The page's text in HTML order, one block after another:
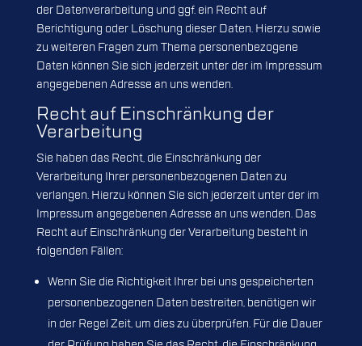
der Datenverarbeitung und ggf. ein Recht auf
Berichtigung oder Löschung dieser Daten. Hierzu sowie
zu weiteren Fragen zum Thema personenbezogene
Daten können Sie sich jederzeit unter der im Impressum
angegebenen Adresse an uns wenden.
Recht auf Einschränkung der
Verarbeitung
Sie haben das Recht, die Einschränkung der
Verarbeitung Ihrer personenbezogenen Daten zu
verlangen. Hierzu können Sie sich jederzeit unter der im
Impressum angegebenen Adresse an uns wenden. Das
Recht auf Einschränkung der Verarbeitung besteht in
folgenden Fällen:
Wenn Sie die Richtigkeit Ihrer bei uns gespeicherten
personenbezogenen Daten bestreiten, benötigen wir
in der Regel Zeit, um dies zu überprüfen. Für die Dauer